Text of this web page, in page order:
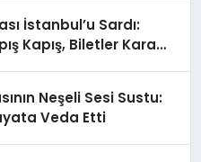
İstanbul’u Sardı:
Kapış, Biletler Kara
Neşeli Sesi Sustu:
Veda Etti